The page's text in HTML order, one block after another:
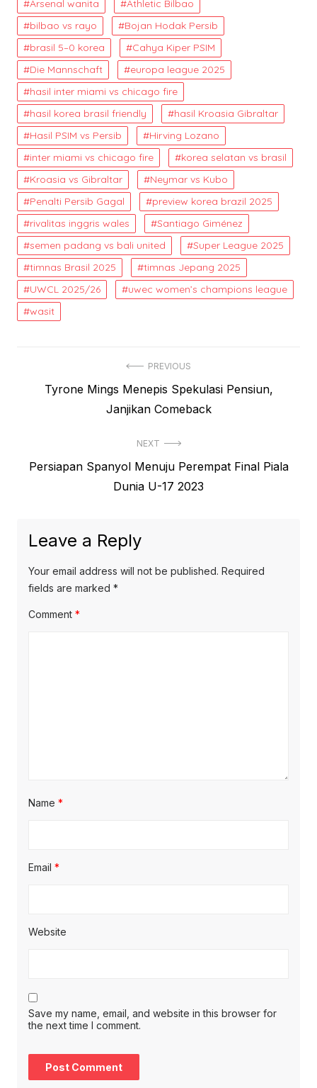
Arsenal wanita
Athletic Bilbao
bilbao vs rayo
Bojan Hodak Persib
brasil 5–0 korea
Cahya Kiper PSIM
Die Mannschaft
europa league 2025
hasil inter miami vs chicago fire
hasil korea brasil friendly
hasil Kroasia Gibraltar
Hasil PSIM vs Persib
Hirving Lozano
inter miami vs chicago fire
korea selatan vs brasil
Kroasia vs Gibraltar
Neymar vs Kubo
Penalti Persib Gagal
preview korea brazil 2025
rivalitas inggris wales
Santiago Giménez
semen padang vs bali united
Super League 2025
timnas Brasil 2025
timnas Jepang 2025
UWCL 2025/26
uwec women’s champions league
wasit
navigation
PREVIOUS
Previous
Tyrone Mings Menepis Spekulasi Pensiun,
Janjikan Comeback
NEXT
Next
Persiapan Spanyol Menuju Perempat Final Piala
Dunia U-17 2023
Leave a Reply
Your email address will not be published. Required
fields are marked *
Comment *
Name *
Email *
Website
Save my name, email, and website in this browser for
the next time I comment.